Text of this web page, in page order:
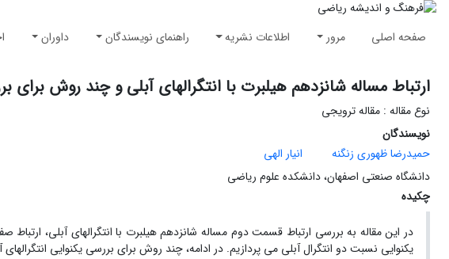
صفحه اصلی مرور اطلاعات نشریه راهنمای نویسندگان داوران
ارتباط مساله شانزدهم هیلبرت با انتگرالهای آبلی و چند روش برای
نوع مقاله : مقاله ترویجی
نویسندگان
حمیدرضا ظهوری زنگنه
انیار الهی
دانشگاه صنعتی اصفهان، دانشکده علوم ریاضی
چکیده
در این مقاله به بررسی ارتباط قسمت دوم مساله شانزدهم هیلبرت با انتگرالهای آبلی،
یکنوایی نسبت دو انتگرال آبلی می پردازیم. در ادامه، چند روش برای بررسی یکنوایی انتگرالهای